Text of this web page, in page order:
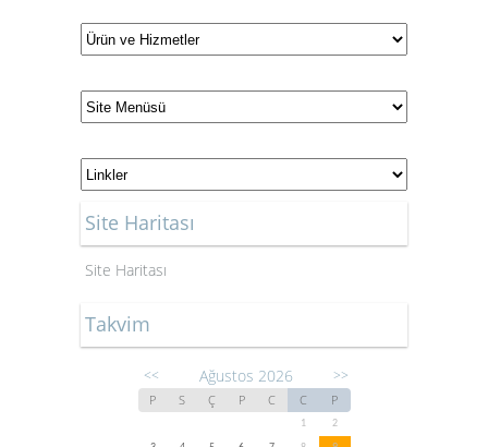
Site Haritası
Site Haritası
Takvim
<< Ağustos 2026 >>
P S Ç P C C P
1
2